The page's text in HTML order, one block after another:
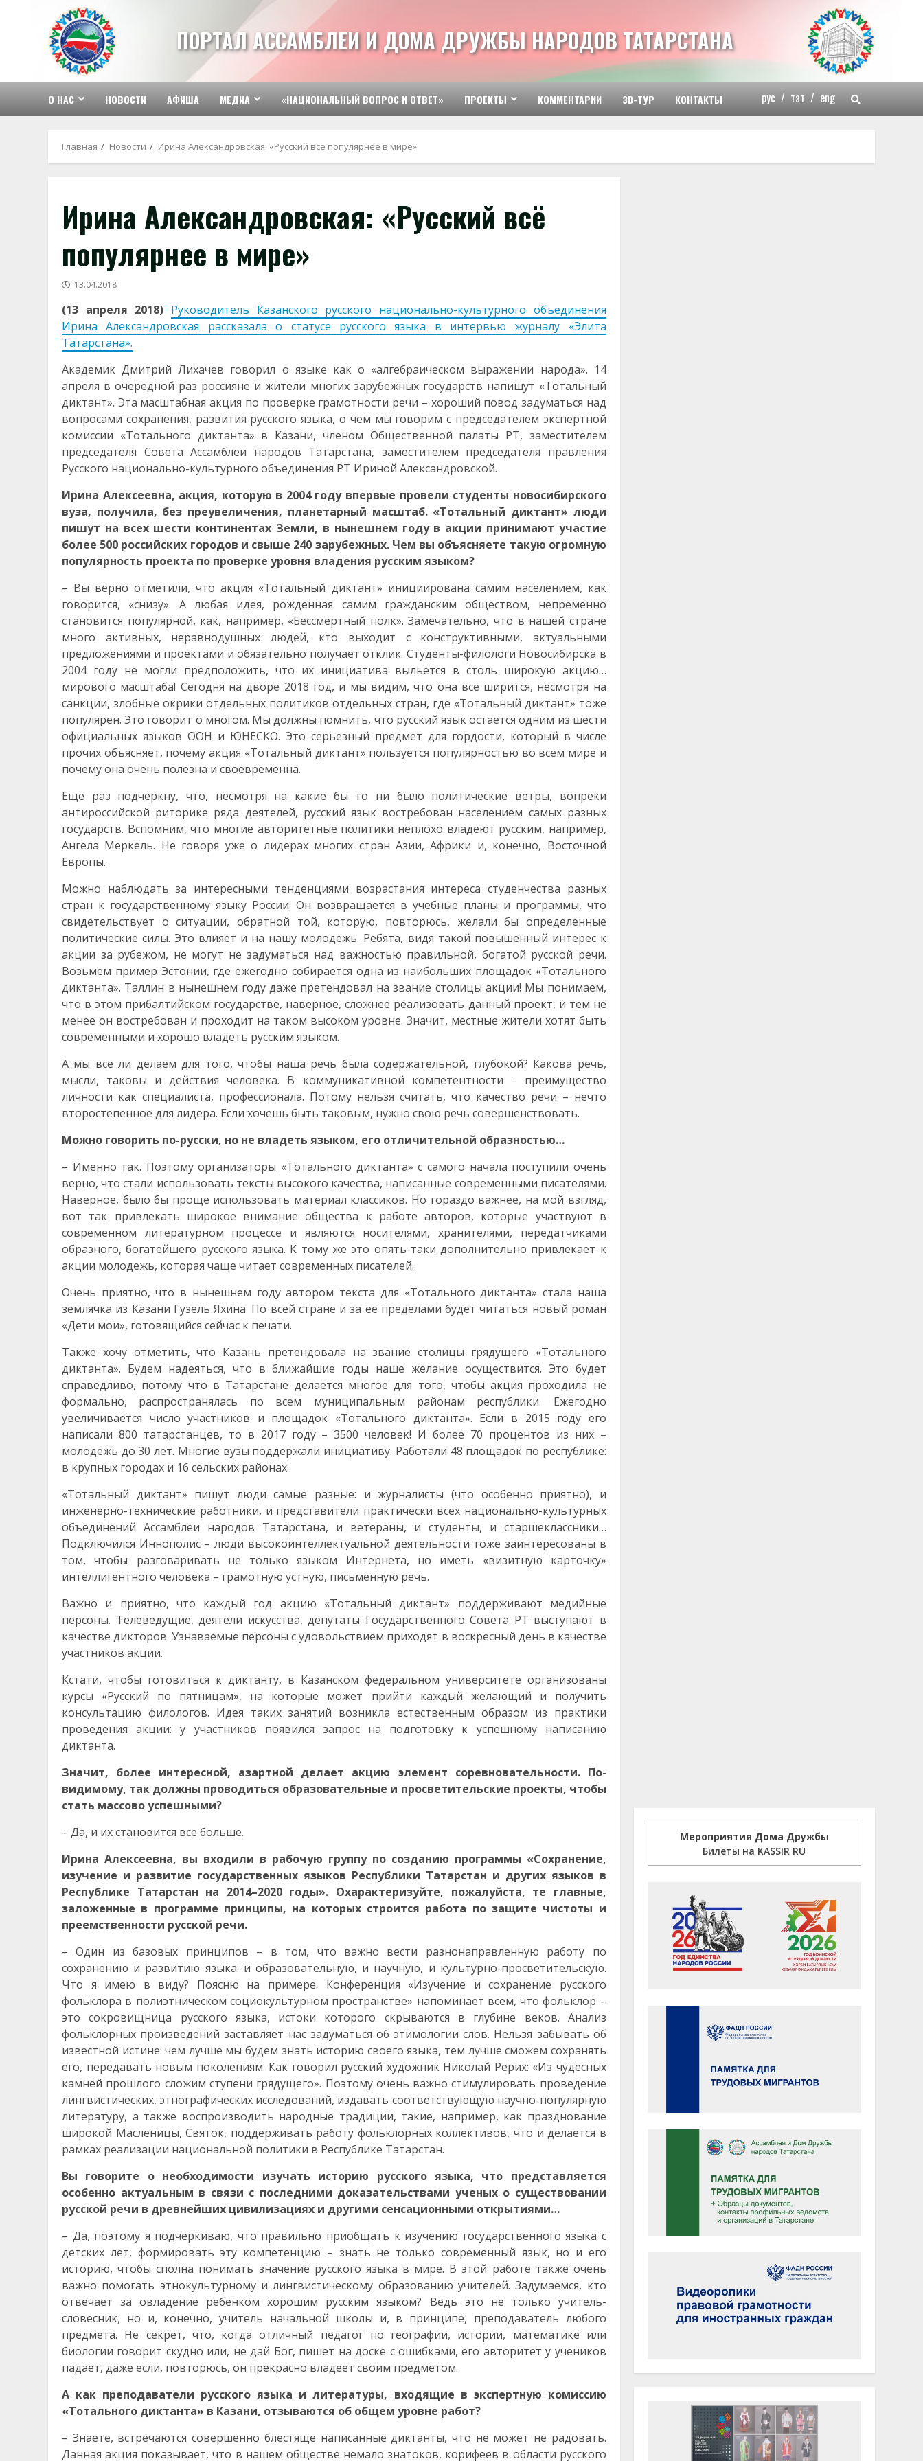
содержимому
ПОРТАЛ АССАМБЛЕИ И ДОМА ДРУЖБЫ НАРОДОВ ТАТАРСТАНА
О НАС НОВОСТИ АФИША МЕДИА «НАЦИОНАЛЬНЫЙ ВОПРОС И ОТВЕТ» ПРОЕКТЫ КОММЕНТАРИИ 3D-ТУР КОНТАКТЫ рус / тат / eng
Главная Новости Ирина Александровская: «Русский всё популярнее в мире»
Ирина Александровская: «Русский всё
популярнее в мире»
13.04.2018
(13 апреля 2018) Руководитель Казанского русского национально-культурного объединения
Ирина Александровская рассказала о статусе русского языка в интервью журналу «Элита
Татарстана».
Академик Дмитрий Лихачев говорил о языке как о «алгебраическом выражении народа». 14
апреля в очередной раз россияне и жители многих зарубежных государств напишут «Тотальный
диктант». Эта масштабная акция по проверке грамотности речи – хороший повод задуматься над
вопросами сохранения, развития русского языка, о чем мы говорим с председателем экспертной
комиссии «Тотального диктанта» в Казани, членом Общественной палаты РТ, заместителем
председателя Совета Ассамблеи народов Татарстана, заместителем председателя правления
Русского национально-культурного объединения РТ Ириной Александровской.
Ирина Алексеевна, акция, которую в 2004 году впервые провели студенты новосибирского
вуза, получила, без преувеличения, планетарный масштаб. «Тотальный диктант» люди
пишут на всех шести континентах Земли, в нынешнем году в акции принимают участие
более 500 российских городов и свыше 240 зарубежных. Чем вы объясняете такую огромную
популярность проекта по проверке уровня владения русским языком?
– Вы верно отметили, что акция «Тотальный диктант» инициирована самим населением, как
говорится, «снизу». А любая идея, рожденная самим гражданским обществом, непременно
становится популярной, как, например, «Бессмертный полк». Замечательно, что в нашей стране
много активных, неравнодушных людей, кто выходит с конструктивными, актуальными
предложениями и проектами и обязательно получает отклик. Студенты-филологи Новосибирска в
2004 году не могли предположить, что их инициатива выльется в столь широкую акцию…
мирового масштаба! Сегодня на дворе 2018 год, и мы видим, что она все ширится, несмотря на
санкции, злобные окрики отдельных политиков отдельных стран, где «Тотальный диктант» тоже
популярен. Это говорит о многом. Мы должны помнить, что русский язык остается одним из шести
официальных языков ООН и ЮНЕСКО. Это серьезный предмет для гордости, который в числе
прочих объясняет, почему акция «Тотальный диктант» пользуется популярностью во всем мире и
почему она очень полезна и своевременна.
Еще раз подчеркну, что, несмотря на какие бы то ни было политические ветры, вопреки
антироссийской риторике ряда деятелей, русский язык востребован населением самых разных
государств. Вспомним, что многие авторитетные политики неплохо владеют русским, например,
Ангела Меркель. Не говоря уже о лидерах многих стран Азии, Африки и, конечно, Восточной
Европы.
Можно наблюдать за интересными тенденциями возрастания интереса студенчества разных
стран к государственному языку России. Он возвращается в учебные планы и программы, что
свидетельствует о ситуации, обратной той, которую, повторюсь, желали бы определенные
политические силы. Это влияет и на нашу молодежь. Ребята, видя такой повышенный интерес к
акции за рубежом, не могут не задуматься над важностью правильной, богатой русской речи.
Возьмем пример Эстонии, где ежегодно собирается одна из наибольших площадок «Тотального
диктанта». Таллин в нынешнем году даже претендовал на звание столицы акции! Мы понимаем,
что в этом прибалтийском государстве, наверное, сложнее реализовать данный проект, и тем не
менее он востребован и проходит на таком высоком уровне. Значит, местные жители хотят быть
современными и хорошо владеть русским языком.
А мы все ли делаем для того, чтобы наша речь была содержательной, глубокой? Какова речь,
мысли, таковы и действия человека. В коммуникативной компетентности – преимущество
личности как специалиста, профессионала. Потому нельзя считать, что качество речи – нечто
второстепенное для лидера. Если хочешь быть таковым, нужно свою речь совершенствовать.
Можно говорить по-русски, но не владеть языком, его отличительной образностью…
– Именно так. Поэтому организаторы «Тотального диктанта» с самого начала поступили очень
верно, что стали использовать тексты высокого качества, написанные современными писателями.
Наверное, было бы проще использовать материал классиков. Но гораздо важнее, на мой взгляд,
вот так привлекать широкое внимание общества к работе авторов, которые участвуют в
современном литературном процессе и являются носителями, хранителями, передатчиками
образного, богатейшего русского языка. К тому же это опять-таки дополнительно привлекает к
акции молодежь, которая чаще читает современных писателей.
Очень приятно, что в нынешнем году автором текста для «Тотального диктанта» стала наша
землячка из Казани Гузель Яхина. По всей стране и за ее пределами будет читаться новый роман
«Дети мои», готовящийся сейчас к печати.
Также хочу отметить, что Казань претендовала на звание столицы грядущего «Тотального
диктанта». Будем надеяться, что в ближайшие годы наше желание осуществится. Это будет
справедливо, потому что в Татарстане делается многое для того, чтобы акция проходила не
формально, распространялась по всем муниципальным районам республики. Ежегодно
увеличивается число участников и площадок «Тотального диктанта». Если в 2015 году его
написали 800 татарстанцев, то в 2017 году – 3500 человек! И более 70 процентов из них –
молодежь до 30 лет. Многие вузы поддержали инициативу. Работали 48 площадок по республике:
в крупных городах и 16 сельских районах.
«Тотальный диктант» пишут люди самые разные: и журналисты (что особенно приятно), и
инженерно-технические работники, и представители практически всех национально-культурных
объединений Ассамблеи народов Татарстана, и ветераны, и студенты, и старшеклассники…
Подключился Иннополис – люди высокоинтеллектуальной деятельности тоже заинтересованы в
том, чтобы разговаривать не только языком Интернета, но иметь «визитную карточку»
интеллигентного человека – грамотную устную, письменную речь.
Важно и приятно, что каждый год акцию «Тотальный диктант» поддерживают медийные
персоны. Телеведущие, деятели искусства, депутаты Государственного Совета РТ выступают в
качестве дикторов. Узнаваемые персоны с удовольствием приходят в воскресный день в качестве
участников акции.
Кстати, чтобы готовиться к диктанту, в Казанском федеральном университете организованы
курсы «Русский по пятницам», на которые может прийти каждый желающий и получить
консультацию филологов. Идея таких занятий возникла естественным образом из практики
проведения акции: у участников появился запрос на подготовку к успешному написанию
диктанта.
Значит, более интересной, азартной делает акцию элемент соревновательности. По-
видимому, так должны проводиться образовательные и просветительские проекты, чтобы
стать массово успешными?
– Да, и их становится все больше.
Ирина Алексеевна, вы входили в рабочую группу по созданию программы «Сохранение,
изучение и развитие государственных языков Республики Татарстан и других языков в
Республике Татарстан на 2014–2020 годы». Охарактеризуйте, пожалуйста, те главные,
заложенные в программе принципы, на которых строится работа по защите чистоты и
преемственности русской речи.
– Один из базовых принципов – в том, что важно вести разнонаправленную работу по
сохранению и развитию языка: и образовательную, и научную, и культурно-просветительскую.
Что я имею в виду? Поясню на примере. Конференция «Изучение и сохранение русского
фольклора в полиэтническом социокультурном пространстве» напоминает всем, что фольклор –
это сокровищница русского языка, истоки которого скрываются в глубине веков. Анализ
фольклорных произведений заставляет нас задуматься об этимологии слов. Нельзя забывать об
известной истине: чем лучше мы будем знать историю своего языка, тем лучше сможем сохранять
его, передавать новым поколениям. Как говорил русский художник Николай Рерих: «Из чудесных
камней прошлого сложим ступени грядущего». Поэтому очень важно стимулировать проведение
лингвистических, этнографических исследований, издавать соответствующую научно-популярную
литературу, а также воспроизводить народные традиции, такие, например, как празднование
широкой Масленицы, Святок, поддерживать работу фольклорных коллективов, что и делается в
рамках реализации национальной политики в Республике Татарстан.
Вы говорите о необходимости изучать историю русского языка, что представляется
особенно актуальным в связи с последними доказательствами ученых о существовании
русской речи в древнейших цивилизациях и другими сенсационными открытиями…
– Да, поэтому я подчеркиваю, что правильно приобщать к изучению государственного языка с
детских лет, формировать эту компетенцию – знать не только современный язык, но и его
историю, чтобы сполна понимать значение русского языка в мире. В этой работе также очень
важно помогать этнокультурному и лингвистическому образованию учителей. Задумаемся, кто
отвечает за овладение ребенком хорошим русским языком? Ведь это не только учитель-
словесник, но и, конечно, учитель начальной школы и, в принципе, преподаватель любого
предмета. Не секрет, что, когда отличный педагог по географии, истории, математике или
биологии говорит скудно или, не дай Бог, пишет на доске с ошибками, его авторитет у учеников
падает, даже если, повторюсь, он прекрасно владеет своим предметом.
А как преподаватели русского языка и литературы, входящие в экспертную комиссию
«Тотального диктанта» в Казани, отзываются об общем уровне работ?
– Знаете, встречаются совершенно блестяще написанные диктанты, что не может не радовать.
Данная акция показывает, что в нашем обществе немало знатоков, корифеев в области русского
Мероприятия Дома Дружбы
Билеты на KASSIR RU